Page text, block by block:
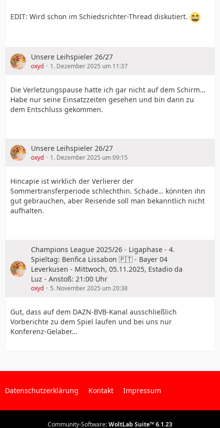
EDIT: Wird schon im Schiedsrichter-Thread diskutiert.
Unsere Leihspieler 26/27
oxyd 1. Dezember 2025 um 11:37
Die Verletzungspause hatte ich gar nicht auf dem Schirm…
Habe nur seine Einsatzzeiten gesehen und bin dann zu
dem Entschluss gekommen.
Unsere Leihspieler 26/27
oxyd 1. Dezember 2025 um 09:15
Hincapie ist wirklich der Verlierer der
Sommertransferperiode schlechthin. Schade… könnten ihn
gut gebrauchen, aber Reisende soll man bekanntlich nicht
aufhalten.
Champions League 2025/26 - Ligaphase - 4.
Spieltag: Benfica Lissabon 🇵🇹 - Bayer 04
Leverkusen - Mittwoch, 05.11.2025, Estadio da
Luz - Anstoß: 21:00 Uhr
oxyd 5. November 2025 um 20:38
Gut, dass auf dem DAZN-BVB-Kanal ausschließlich
Vorberichte zu dem Spiel laufen und bei uns nur
Konferenz-Gelaber…
Datenschutzerklärung Kontakt Impressum
Community-Software:WoltLab Suite™ 6.1.23